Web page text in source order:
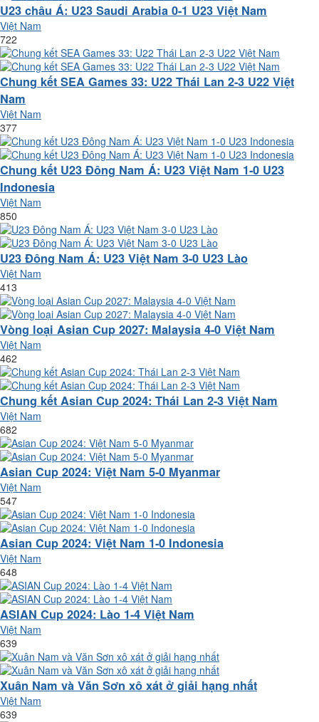
U23 châu Á: U23 Saudi Arabia 0-1 U23 Việt Nam
Việt Nam
722
Chung kết SEA Games 33: U22 Thái Lan 2-3 U22 Việt
Nam
Việt Nam
377
Chung kết U23 Đông Nam Á: U23 Việt Nam 1-0 U23
Indonesia
Việt Nam
850
U23 Đông Nam Á: U23 Việt Nam 3-0 U23 Lào
Việt Nam
413
Vòng loại Asian Cup 2027: Malaysia 4-0 Việt Nam
Việt Nam
462
Chung kết Asian Cup 2024: Thái Lan 2-3 Việt Nam
Việt Nam
682
Asian Cup 2024: Việt Nam 5-0 Myanmar
Việt Nam
547
Asian Cup 2024: Việt Nam 1-0 Indonesia
Việt Nam
648
ASIAN Cup 2024: Lào 1-4 Việt Nam
Việt Nam
639
Xuân Nam và Văn Sơn xô xát ở giải hạng nhất
Việt Nam
639